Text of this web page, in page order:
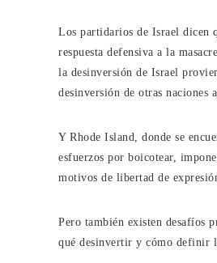
Los partidarios de Israel dicen
respuesta defensiva a la
la desinversión de Israel
desinversión de otras naciones
Y Rhode Island, donde se
esfuerzos por boicotear,
motivos de libertad de
Pero también existen desafíos
qué desinvertir y cómo definir